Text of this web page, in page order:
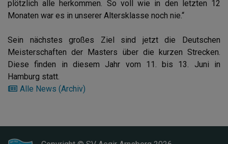
plötzlich alle herkommen. So voll wie in den letzten 12
Monaten war es in unserer Altersklasse noch nie.“
Sein nächstes großes Ziel sind jetzt die Deutschen
Meisterschaften der Masters über die kurzen Strecken.
Diese finden in diesem Jahr vom 11. bis 13. Juni in
Hamburg statt.
Alle News (Archiv)